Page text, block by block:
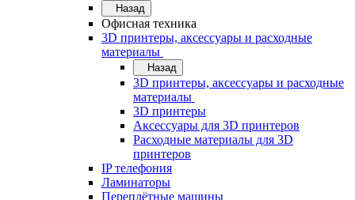
Назад
Офисная техника
3D принтеры, аксессуары и расходные
материалы
Назад
3D принтеры, аксессуары и расходные
материалы
3D принтеры
Аксессуары для 3D принтеров
Расходные материалы для 3D
принтеров
IP телефония
Ламинаторы
Переплётные машины